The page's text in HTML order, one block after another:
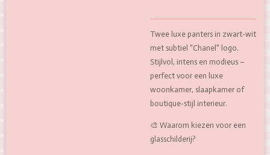
Twee luxe panters in zwart-wit
met subtiel "Chanel" logo.
Stijlvol, intens en modieus –
perfect voor een luxe
woonkamer, slaapkamer of
boutique-stijl interieur.
🎨 Waarom kiezen voor een
glasschilderij?